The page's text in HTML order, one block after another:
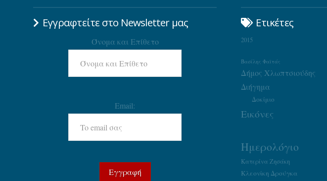
Εγγραφτείτε στο Newsletter μας
Όνομα και Επίθετο
Email:
Ετικέτες
2015
Βασίλης Φαϊτάς
Δήμος Χλωπτσιούδης
Διήγημα
Δοκίμιο
Εικόνες
Ημερολόγιο
Κατερίνα Ζησάκη
Κλεονίκη Δρούγκα